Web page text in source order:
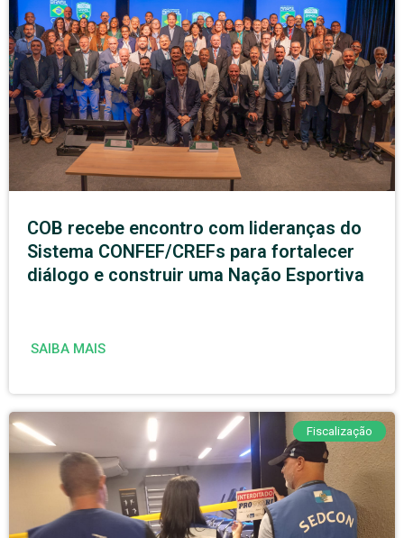
COB recebe encontro com lideranças do
Sistema CONFEF/CREFs para fortalecer
diálogo e construir uma Nação Esportiva
SAIBA MAIS
Fiscalização